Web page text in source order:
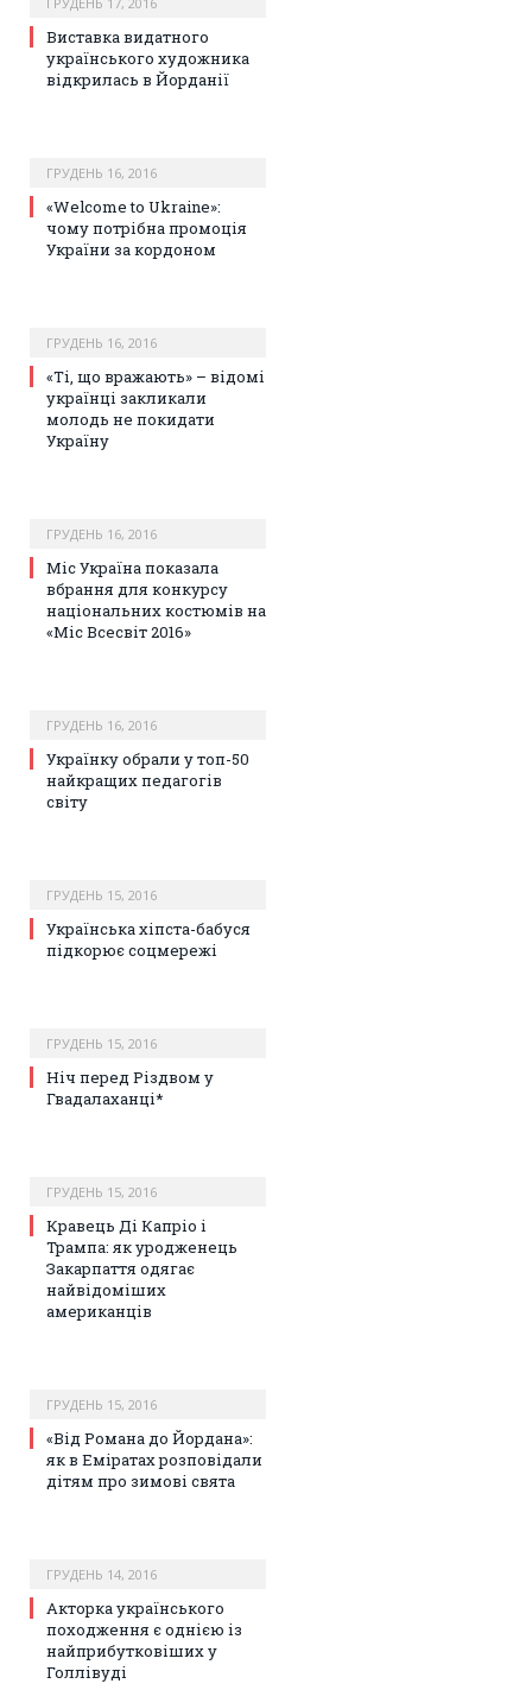
Виставка видатного
українського художника
відкрилась в Йорданії
ГРУДЕНЬ 16, 2016
«Welcome to Ukraine»:
чому потрібна промоція
України за кордоном
ГРУДЕНЬ 16, 2016
«Ті, що вражають» – відомі
українці закликали
молодь не покидати
Україну
ГРУДЕНЬ 16, 2016
Міс Україна показала
вбрання для конкурсу
національних костюмів на
«Міс Всесвіт 2016»
ГРУДЕНЬ 16, 2016
Українку обрали у топ-50
найкращих педагогів
світу
ГРУДЕНЬ 15, 2016
Українська хіпста-бабуся
підкорює соцмережі
ГРУДЕНЬ 15, 2016
Ніч перед Різдвом у
Гвадалаханці*
ГРУДЕНЬ 15, 2016
Кравець Ді Капріо і
Трампа: як уродженець
Закарпаття одягає
найвідоміших
американців
ГРУДЕНЬ 15, 2016
«Від Романа до Йордана»:
як в Еміратах розповідали
дітям про зимові свята
ГРУДЕНЬ 14, 2016
Акторка українського
походження є однією із
найприбутковіших у
Голлівуді